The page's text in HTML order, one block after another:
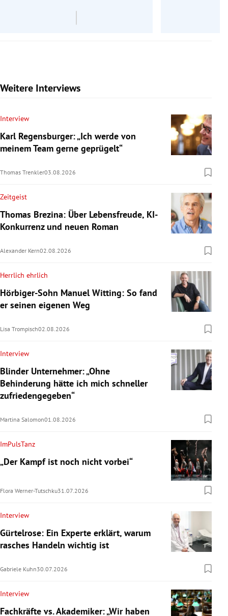
Weitere Interviews
Interview
Karl Regensburger: „Ich werde von
meinem Team gerne geprügelt“
Thomas Trenkler03.08.2026
Zeitgeist
Thomas Brezina: Über Lebensfreude, KI-
Konkurrenz und neuen Roman
Alexander Kern02.08.2026
Herrlich ehrlich
Hörbiger-Sohn Manuel Witting: So fand
er seinen eigenen Weg
Lisa Trompisch02.08.2026
Interview
Blinder Unternehmer: „Ohne
Behinderung hätte ich mich schneller
zufriedengegeben“
Martina Salomon01.08.2026
ImPulsTanz
„Der Kampf ist noch nicht vorbei“
Flora Werner-Tutschku31.07.2026
Interview
Gürtelrose: Ein Experte erklärt, warum
rasches Handeln wichtig ist
Gabriele Kuhn30.07.2026
Interview
Fachkräfte vs. Akademiker: „Wir haben